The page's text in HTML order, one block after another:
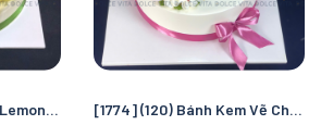
[1819] (30) Green Tea Lemon (Bánh mousse trà xanh chanh) vẽ hình tặng sinh nhật Ông [1774] (120) Bánh Kem Vẽ Chân Dung Tặng Sinh Nhật Bà – Trang Nhã, Đầy Ý Nghĩa